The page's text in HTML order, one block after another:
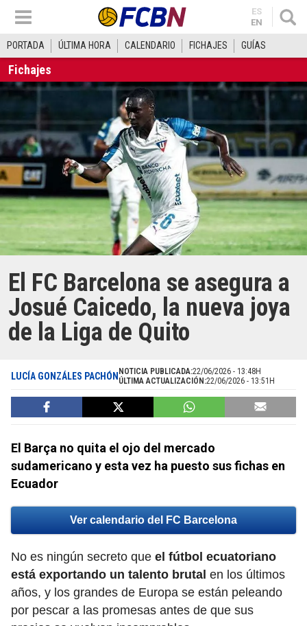
ES
EN
PORTADA ÚLTIMA HORA CALENDARIO FICHAJES GUÍAS
Fichajes
El FC Barcelona se asegura a
Josué Caicedo, la nueva joya
de la Liga de Quito
LUCÍA GONZÁLES PACHÓN NOTICIA PUBLICADA:22/06/2026 - 13:48H
ÚLTIMA ACTUALIZACIÓN:22/06/2026 - 13:51H
El Barça no quita el ojo del mercado
sudamericano y esta vez ha puesto sus fichas en
Ecuador
Ver calendario del FC Barcelona
No es ningún secreto que el fútbol ecuatoriano
está exportando un talento brutal en los últimos
años, y los grandes de Europa se están peleando
por pescar a las promesas antes de que sus